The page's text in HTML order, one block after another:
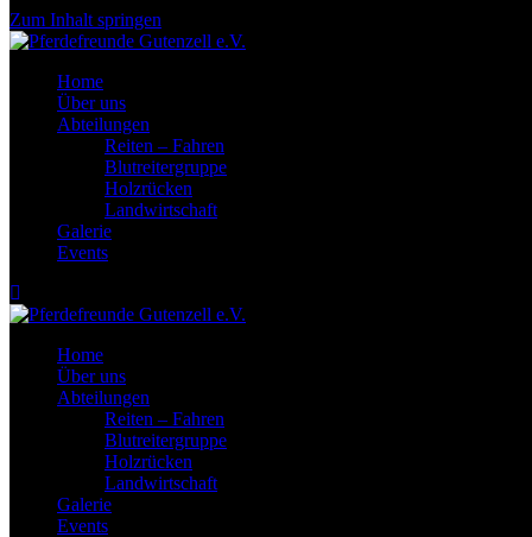
Zum Inhalt springen
Home
Über uns
Abteilungen
Reiten – Fahren
Blutreitergruppe
Holzrücken
Landwirtschaft
Galerie
Events
Home
Über uns
Abteilungen
Reiten – Fahren
Blutreitergruppe
Holzrücken
Landwirtschaft
Galerie
Events